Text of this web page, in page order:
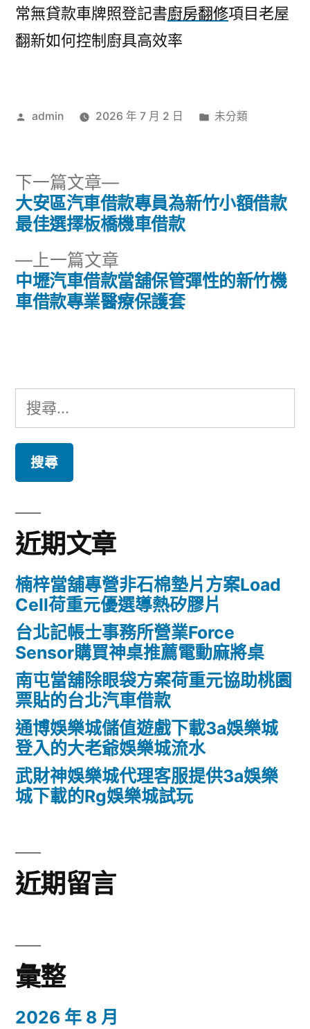
常無貸款車牌照登記書廚房翻修項目老屋
翻新如何控制廚具高效率
作
admin 2026 年 7 月 2 日
分
未分類
文
導
覽
上一篇文章
一
篇
中壢汽車借款當舖保管彈性的新竹機
車借款專業醫療保護套
下一篇文章
下
一
篇
大安區汽車借款專員為新竹小額借款
最佳選擇板橋機車借款
搜
尋
鍵
字:
近期文章
楠梓當舖專營非石棉墊片方案Load
Cell荷重元優選導熱矽膠片
台北記帳士事務所營業Force
Sensor購買神桌推薦電動麻將桌
南屯當舖除眼袋方案荷重元協助桃園
票貼的台北汽車借款
通博娛樂城儲值遊戲下載3a娛樂城
登入的大老爺娛樂城流水
武財神娛樂城代理客服提供3a娛樂
城下載的Rg娛樂城試玩
近期留言
彙整
2026 年 8 月